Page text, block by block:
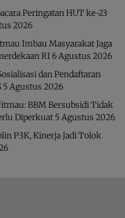
Peringatan HUT ke-23
2026
Imbau Masyarakat Jaga
RI6 Agustus 2026
dan Pendaftaran
5 Agustus 2026
BBM Bersubsidi Tidak
Diperkuat 5 Agustus 2026
P3K, Kinerja Jadi Tolok